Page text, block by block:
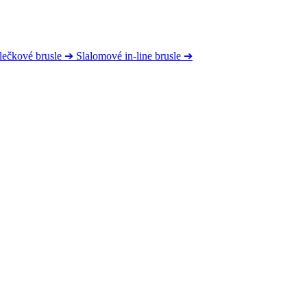
brusle ➔ Slalomové in-line brusle ➔